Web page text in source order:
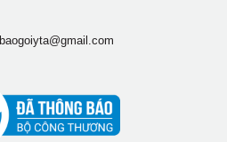
baogoiyta@gmail.com